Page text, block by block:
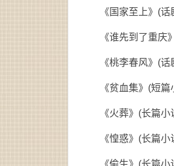
《国家至上》(
《谁先到了重庆
《桃李春风》(
《贫血集》(短
《火葬》(长篇
《惶惑》(长篇
《偷生》(长篇